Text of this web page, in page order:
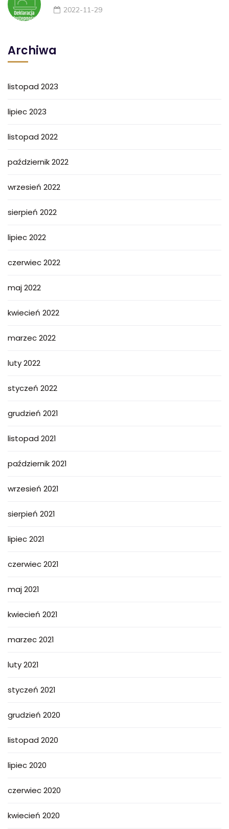
2022-11-29
Archiwa
listopad 2023
lipiec 2023
listopad 2022
październik 2022
wrzesień 2022
sierpień 2022
lipiec 2022
czerwiec 2022
maj 2022
kwiecień 2022
marzec 2022
luty 2022
styczeń 2022
grudzień 2021
listopad 2021
październik 2021
wrzesień 2021
sierpień 2021
lipiec 2021
czerwiec 2021
maj 2021
kwiecień 2021
marzec 2021
luty 2021
styczeń 2021
grudzień 2020
listopad 2020
lipiec 2020
czerwiec 2020
kwiecień 2020